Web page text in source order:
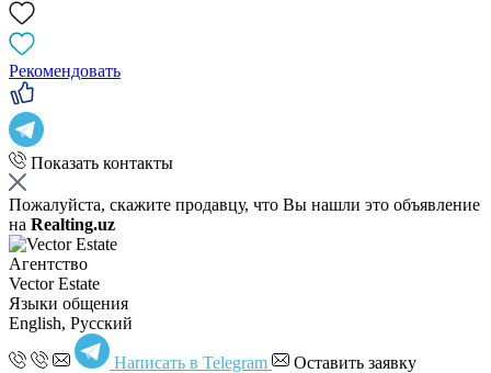
Рекомендовать
Показать контакты
Пожалуйста, скажите продавцу, что Вы нашли это объявление
на Realting.uz
Агентство
Vector Estate
Языки общения
English, Русский
Написать в Telegram Оставить заявку